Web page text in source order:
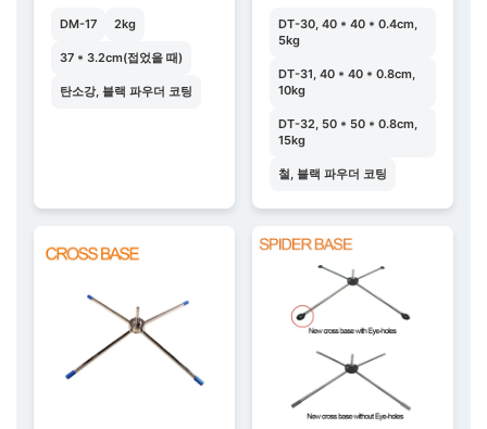
DM-17 2kg
37 * 3.2cm(접었을 때)
탄소강, 블랙 파우더 코팅
DT-30, 40 * 40 * 0.4cm,
5kg
DT-31, 40 * 40 * 0.8cm,
10kg
DT-32, 50 * 50 * 0.8cm,
15kg
철, 블랙 파우더 코팅